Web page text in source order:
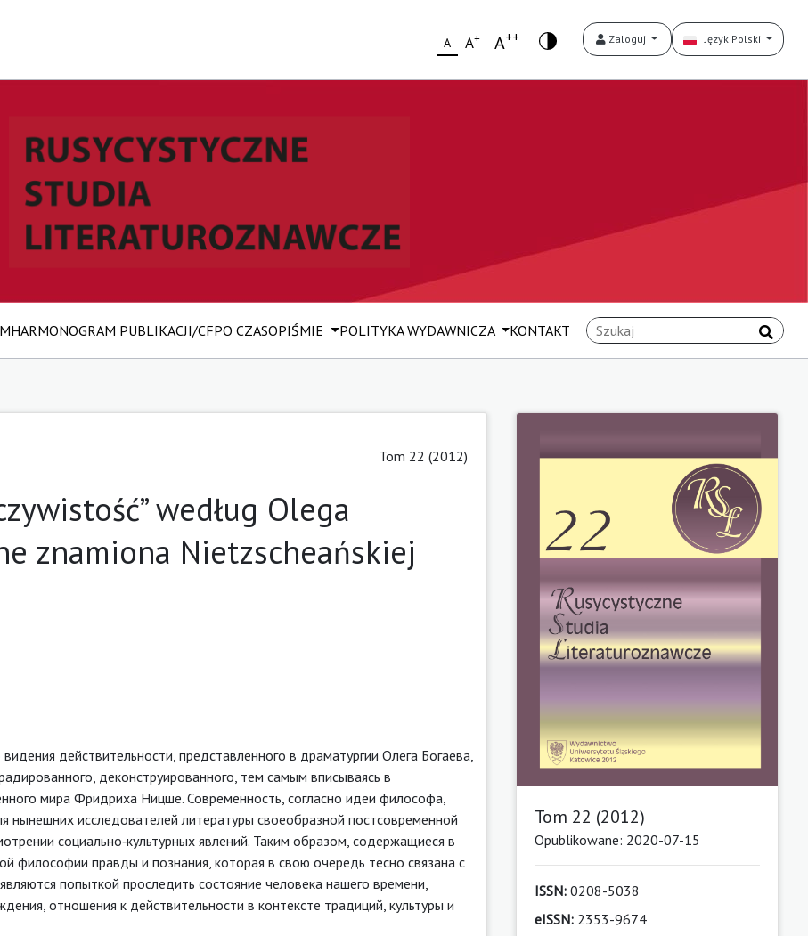
A A+ A++ Zaloguj Język Polski
HARMONOGRAM PUBLIKACJI/CFPO CZASOPIŚMIE POLITYKA WYDAWNICZA KONTAKT
Tom 22 (2012)
według Olega
znamiona Nietzscheańskiej
действительности, представленного в драматургии Олега Богаева,
деконструированного, тем самым вписываясь в
мира Фридриха Ницше. Современность, согласно идеи философа,
нынешних исследователей литературы своеобразной постсовременной
социально‑культурных явлений. Таким образом, содержащиеся в
философии правды и познания, которая в свою очередь тесно связана с
попыткой проследить состояние человека нашего времени,
отношения к действительности в контексте традиций, культуры и
Tom 22 (2012)
Opublikowane: 2020-07-15
ISSN:0208-5038
eISSN:2353-9674